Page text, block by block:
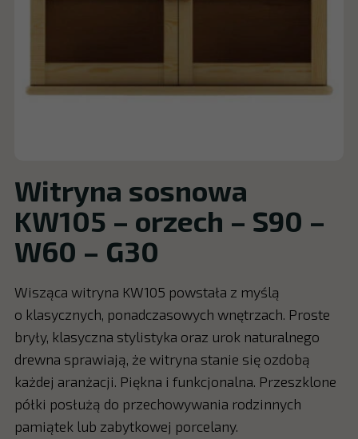
Witryna sosnowa
KW105 – orzech – S90 –
W60 – G30
Wisząca witryna KW105 powstała z myślą
o klasycznych, ponadczasowych wnętrzach. Proste
bryły, klasyczna stylistyka oraz urok naturalnego
drewna sprawiają, że witryna stanie się ozdobą
każdej aranżacji. Piękna i funkcjonalna. Przeszklone
półki posłużą do przechowywania rodzinnych
pamiątek lub zabytkowej porcelany.